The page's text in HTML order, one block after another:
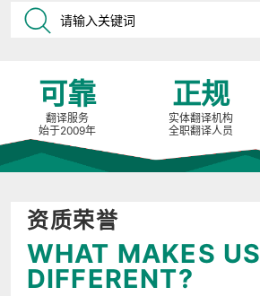
可靠
翻译服务
始于2009年
正规
实体翻译机构
全职翻译人员
资质荣誉
WHAT MAKES US
DIFFERENT?